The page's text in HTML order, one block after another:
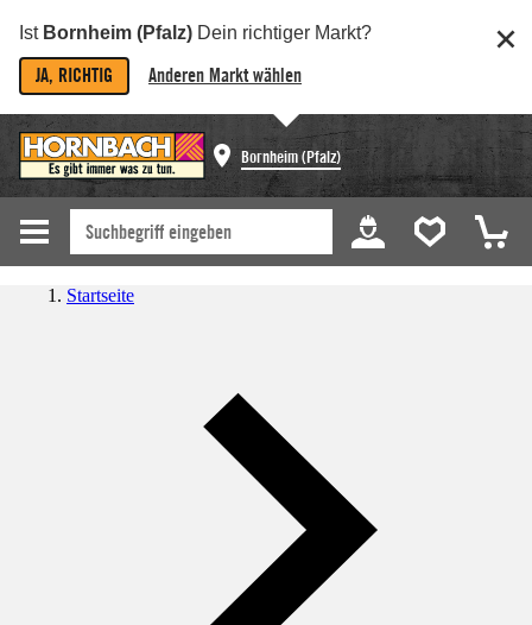
Ist Bornheim (Pfalz) Dein richtiger Markt?
JA, RICHTIG Anderen Markt wählen
Bornheim (Pfalz)
Startseite